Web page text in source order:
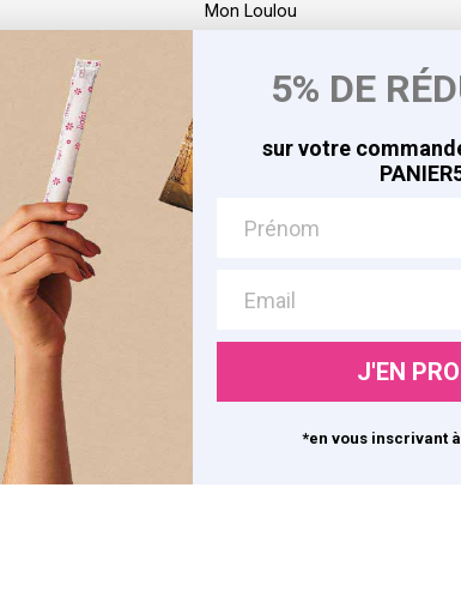
Mon Loulou
A la Conquête de Soi
Rejoignez-nous
© 2026 Edita Conception. Tous droits réservés.
5% DE
sur votre
J'EN
*en vous inscrivant